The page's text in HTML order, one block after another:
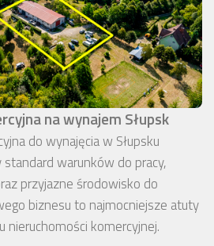
na wynajem Słupsk
do wynajęcia w Słupsku
warunków do pracy,
przyjazne środowisko do
biznesu to najmocniejsze atuty
komercyjnej.